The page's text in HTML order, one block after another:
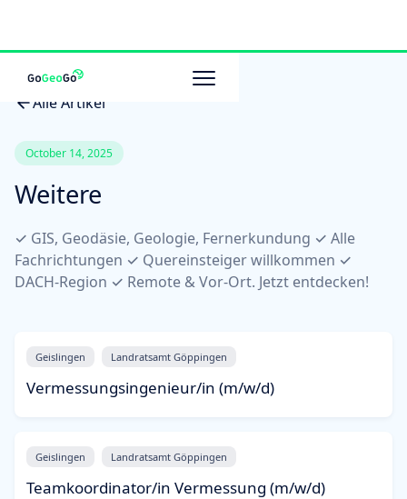
Alle Artikel
October 14, 2025
Weitere
✓ GIS, Geodäsie, Geologie, Fernerkundung ✓ Alle
Fachrichtungen ✓ Quereinsteiger willkommen ✓
DACH-Region ✓ Remote & Vor-Ort. Jetzt entdecken!
Geislingen Landratsamt Göppingen
Vermessungsingenieur/in (m/w/d)
Geislingen Landratsamt Göppingen
Teamkoordinator/in Vermessung (m/w/d)